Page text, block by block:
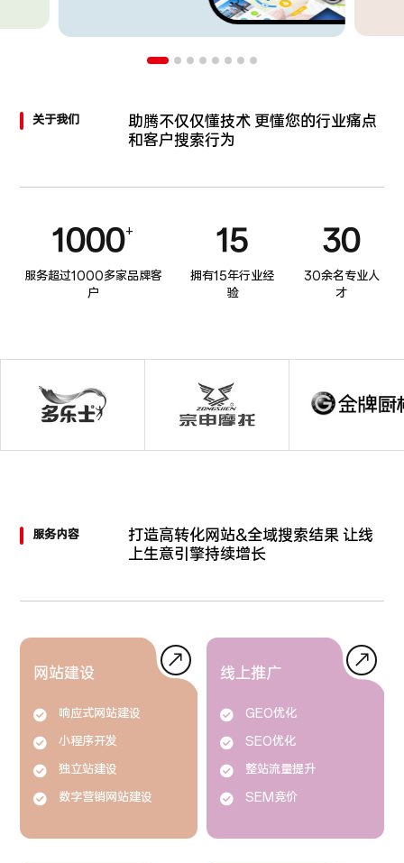
关于我们 助腾不仅仅懂技术 更懂您的行业痛点
和客户搜索行为
1000+
服务超过1000多家品牌客
户
15
拥有15年行业经
验
30
30余名专业人
才
服务内容 打造高转化网站&全域搜索结果让线
上生意引擎持续增长
网站建设
响应式网站建设
小程序开发
独立站建设
数字营销网站建设
线上推广
GEO优化
SEO优化
整站流量提升
SEM竞价